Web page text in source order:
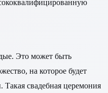
Это может быть
на которое будет
Такая свадебная церемония